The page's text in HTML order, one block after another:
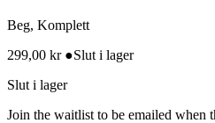
Beg, Komplett
299,00 kr ●Slut i lager
Slut i lager
Join the waitlist to be emailed when